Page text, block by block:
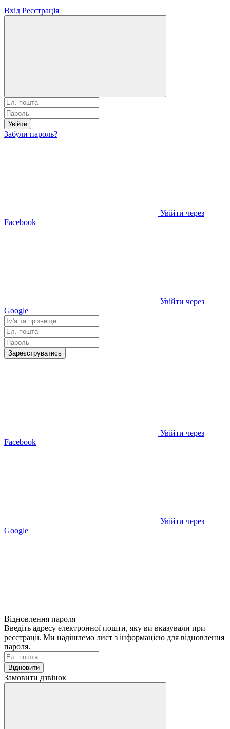
Вхід Реєстрація
Увійти
Забули пароль?
Увійти через
Facebook
Увійти через
Google
Зареєструватись
Увійти через
Facebook
Увійти через
Google
Відновлення пароля
Введіть адресу електронної пошти, яку ви вказували при
реєстрації. Ми надішлемо лист з інформацією для відновлення
пароля.
Відновити
Замовити дзвінок